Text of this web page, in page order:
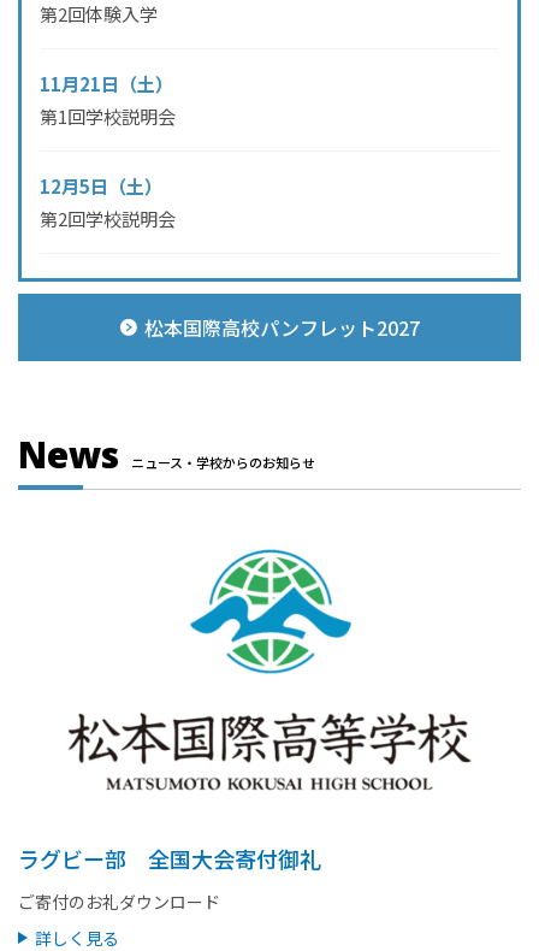
第2回体験入学
11月21日（土）
第1回学校説明会
12月5日（土）
第2回学校説明会
松本国際高校パンフレット2027
News ニュース・学校からのお知らせ
ラグビー部 全国大会寄付御礼
ご寄付のお礼ダウンロード
詳しく見る